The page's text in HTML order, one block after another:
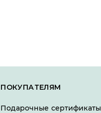
ПОКУПАТЕЛЯМ
Подарочные сертификаты